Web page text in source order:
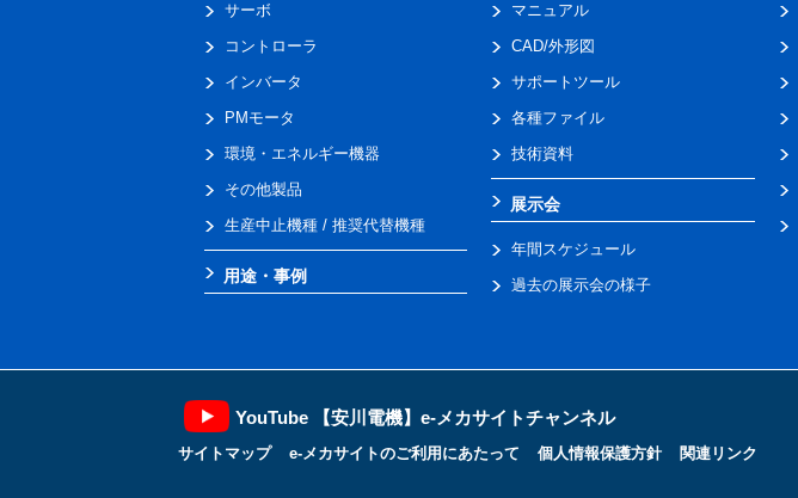
サーボ
コントローラ
インバータ
PMモータ
環境・エネルギー機器
その他製品
生産中止機種 / 推奨代替機種
用途・事例
マニュアル
CAD/外形図
サポートツール
各種ファイル
技術資料
展示会
年間スケジュール
過去の展示会の様子
YouTube 【安川電機】e-メカサイトチャンネル
サイトマップ e-メカサイトのご利用にあたって 個人情報保護方針 関連リンク